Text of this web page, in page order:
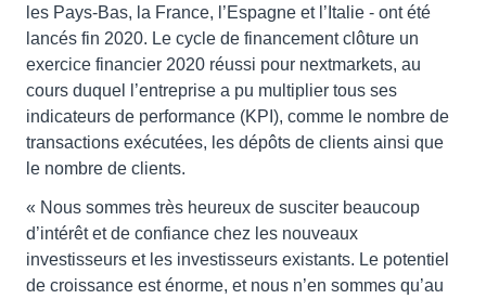
les Pays-Bas, la France, l’Espagne et l’Italie - ont été
lancés fin 2020. Le cycle de financement clôture un
exercice financier 2020 réussi pour nextmarkets, au
cours duquel l’entreprise a pu multiplier tous ses
indicateurs de performance (KPI), comme le nombre de
transactions exécutées, les dépôts de clients ainsi que
le nombre de clients.
« Nous sommes très heureux de susciter beaucoup
d’intérêt et de confiance chez les nouveaux
investisseurs et les investisseurs existants. Le potentiel
de croissance est énorme, et nous n’en sommes qu’au